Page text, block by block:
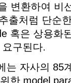
변환하여 비
출처럼 단순
혹은 상용화
구된다.
는 자사의 85
한 model